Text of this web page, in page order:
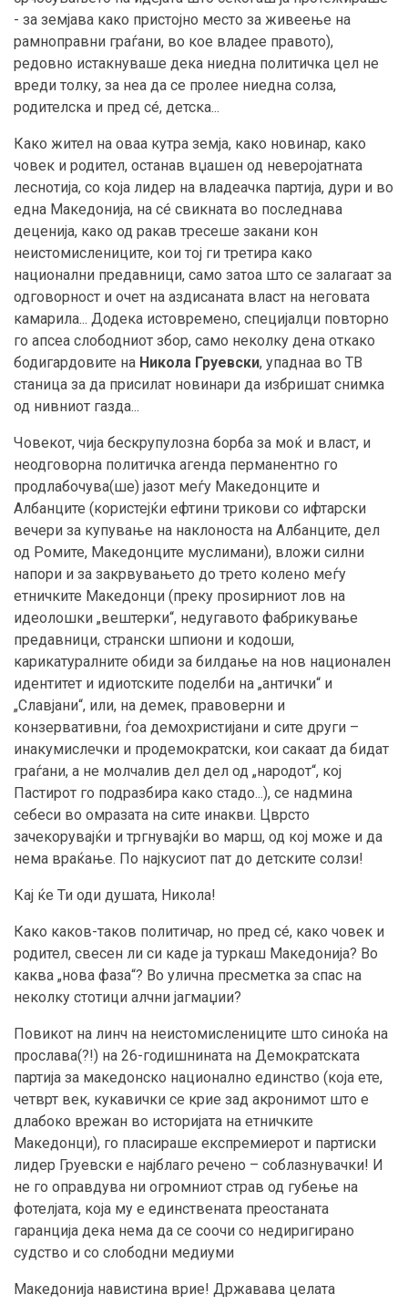
- за земјава како пристојно место за живеење на
рамноправни граѓани, во кое владее правото),
редовно истакнуваше дека ниедна политичка цел не
вреди толку, за неа да се пролее ниедна солза,
родителска и пред сé, детска...
Како жител на оваа кутра земја, како новинар, како
човек и родител, останав вџашен од неверојатната
леснотија, со која лидер на владеачка партија, дури и во
една Македонија, нa сé свикната во последнава
деценија, како од ракав тресеше закани кон
неистомислениците, кои тој ги третира како
национални предавници, само затоа што се залагаат за
одговорност и очет на аздисаната власт на неговата
камарила... Додека истовремено, специјалци повторно
го апсеа слободниот збор, само неколку дена откако
бодигардовите на Никола Груевски, упаднаа во ТВ
станица за да присилат новинари да избришат снимка
од нивниот газда...
Човекот, чија бескрупулозна борба за моќ и власт, и
неодговорна политичка агенда перманентно го
продлабочува(ше) јазот меѓу Македонците и
Албанците (користејќи ефтини трикови со ифтарски
вечери за купување на наклоноста на Албанците, дел
од Ромите, Македонците муслимани), вложи силни
напори и за закрвувањето до трето колено меѓу
етничките Македонци (преку проѕирниот лов на
идеолошки „вештерки“, недугавото фабрикување
предавници, странски шпиони и кодоши,
карикатуралните обиди за билдање на нов национален
идентитет и идиотските поделби на „антички“ и
„Славјани“, или, на демек, правоверни и
конзервативни, ѓоа демохристијани и сите други –
инакумислечки и продемократски, кои сакаат да бидат
граѓани, а не молчалив дел дел од „народот“, кој
Пастирот го подразбира како стадо...), се надмина
себеси во омразата на сите инакви. Цврсто
зачекорувајќи и тргнувајќи во марш, од кој може и да
нема враќање. По најкусиот пат до детските солзи!
Кај ќе Ти оди душата, Никола!
Како каков-таков политичар, но пред сé, како човек и
родител, свесен ли си каде ја туркаш Македонија? Во
каква „нова фаза“? Во улична пресметка за спас на
неколку стотици алчни јагмаџии?
Повикот на линч на неистомислениците што синоќа на
прослава(?!) на 26-годишнината на Демократската
партија за македонско национално единство (која ете,
четврт век, кукавички се крие зад акронимот што е
длабоко врежан во историјата на етничките
Македонци), го пласираше експремиерот и партиски
лидер Груевски е најблаго речено – соблазнувачки! И
не го оправдува ни огромниот страв од губење на
фотелјата, која му е единствената преостаната
гаранција дека нема да се соочи со недиригирано
судство и со слободни медиуми
Македонија навистина врие! Државава целата